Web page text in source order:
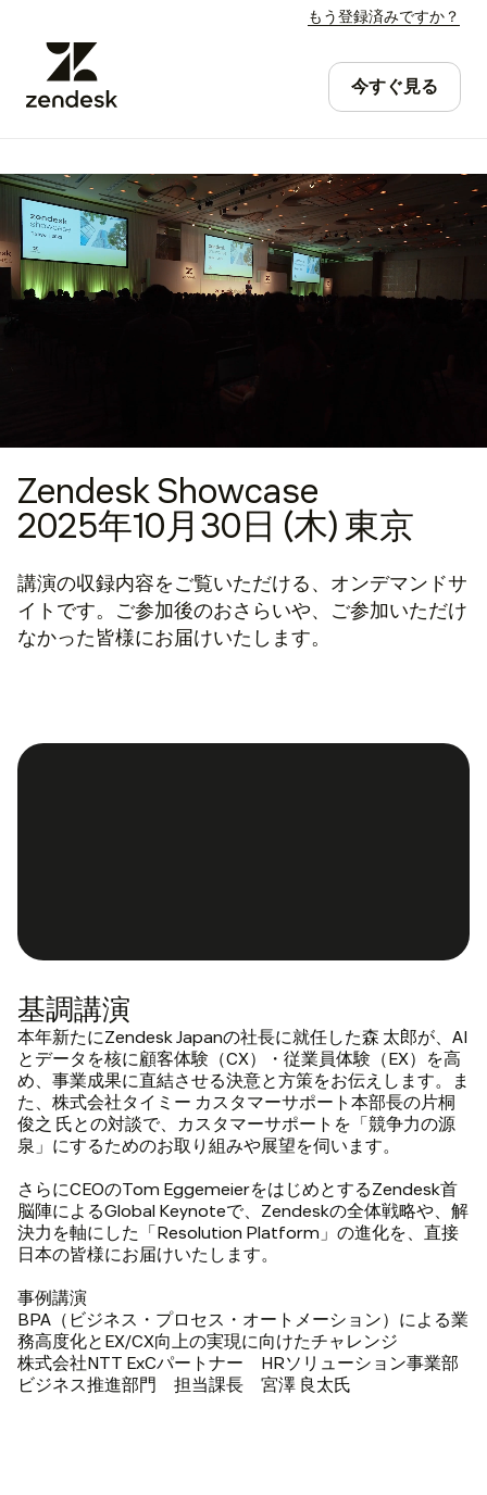
もう登録済みですか？
今すぐ見る
Zendesk Showcase
2025年10月30日 (木) 東京
講演の収録内容をご覧いただける、オンデマンドサ
イトです。ご参加後のおさらいや、ご参加いただけ
なかった皆様にお届けいたします。
基調講演
本年新たにZendesk Japanの社長に就任した森 太郎が、AI
とデータを核に顧客体験（CX）・従業員体験（EX）を高
め、事業成果に直結させる決意と方策をお伝えします。ま
た、株式会社タイミー カスタマーサポート本部長の片桐
俊之 氏との対談で、カスタマーサポートを「競争力の源
泉」にするためのお取り組みや展望を伺います。
さらにCEOのTom EggemeierをはじめとするZendesk首
脳陣によるGlobal Keynoteで、Zendeskの全体戦略や、解
決力を軸にした「Resolution Platform」の進化を、直接
日本の皆様にお届けいたします。
事例講演
BPA（ビジネス・プロセス・オートメーション）による業
務高度化とEX/CX向上の実現に向けたチャレンジ
株式会社NTT ExCパートナー HRソリューション事業部
ビジネス推進部門 担当課長 宮澤 良太氏